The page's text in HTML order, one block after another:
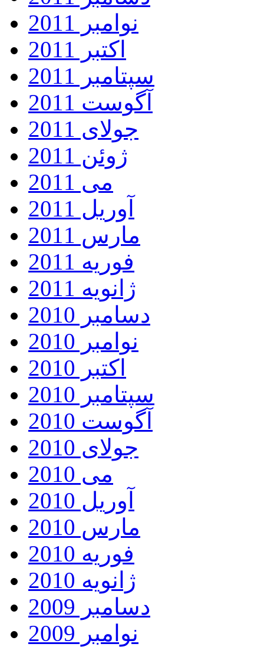
نوامبر 2011
اکتبر 2011
سپتامبر 2011
آگوست 2011
جولای 2011
ژوئن 2011
می 2011
آوریل 2011
مارس 2011
فوریه 2011
ژانویه 2011
دسامبر 2010
نوامبر 2010
اکتبر 2010
سپتامبر 2010
آگوست 2010
جولای 2010
می 2010
آوریل 2010
مارس 2010
فوریه 2010
ژانویه 2010
دسامبر 2009
نوامبر 2009